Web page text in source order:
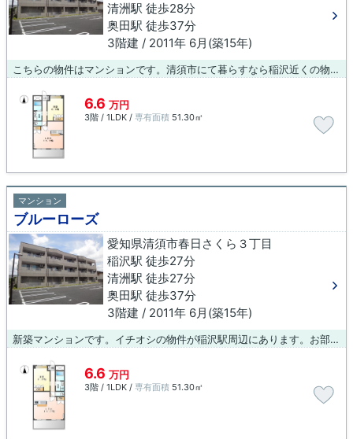
清洲駅 徒歩28分
奥田駅 徒歩37分
3階建 / 2011年 6月(築15年)
こちらの物件はマンションです。清須市にて暮らすなら稲沢近くの物件情報はいかがですか。物件情報の詳細が気になる方はブルーボックス 稲沢支店又は0587-23-0015からご連絡ください。
6.6 万円
3階 / 1LDK / 専有面積 51.30㎡
マンション
ブルーローズ
愛知県清須市春日さくら３丁目
稲沢駅 徒歩27分
清洲駅 徒歩27分
奥田駅 徒歩37分
3階建 / 2011年 6月(築15年)
新築マンションです。イチオシの物件が稲沢駅周辺にあります。お部屋探しでお困りなら、0587-23-0015からブルーボックス 稲沢支店までご連絡ください。
6.6 万円
3階 / 1LDK / 専有面積 51.30㎡